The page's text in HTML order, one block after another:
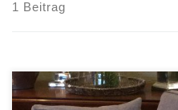
1 Beitrag